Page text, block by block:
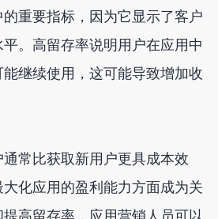
重要指标，因为它显示了客户
。高留存率说明用户在应用中
继续使用，这可能导致增加收
常比获取新用户更具成本效
化应用的盈利能力方面成为关
高留存率，应用营销人员可以